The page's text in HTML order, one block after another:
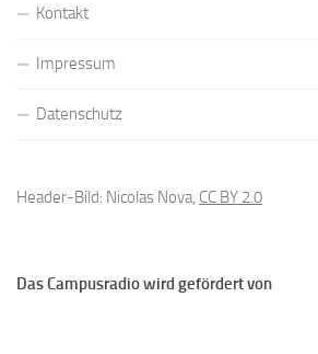
Kontakt
Impressum
Datenschutz
Header-Bild: Nicolas Nova, CC BY 2.0
Das Campusradio wird gefördert von